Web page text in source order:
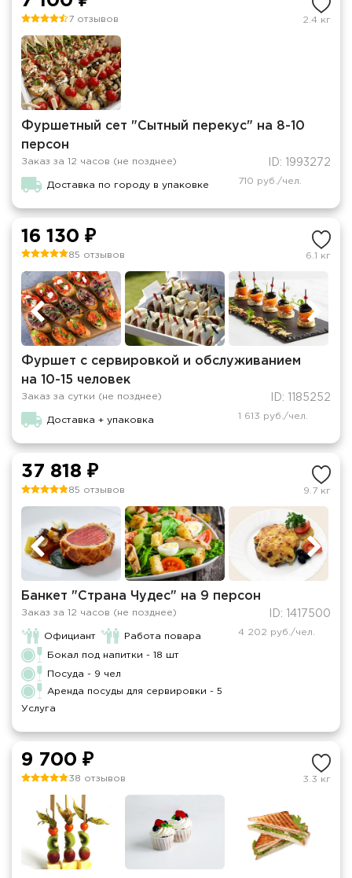
7 отзывов 2.4 кг
Фуршетный сет "Сытный перекус" на 8-10
персон
Заказ за 12 часов (не позднее) ID: 1993272
Доставка по городу в упаковке 710 руб./чел.
16 130 ₽
85 отзывов 6.1 кг
Фуршет с сервировкой и обслуживанием
на 10-15 человек
Заказ за сутки (не позднее) ID: 1185252
Доставка + упаковка 1 613 руб./чел.
37 818 ₽
85 отзывов 9.7 кг
Банкет "Страна Чудес" на 9 персон
Заказ за 12 часов (не позднее) ID: 1417500
Официант Работа повара
Бокал под напитки - 18 шт
Посуда - 9 чел
Аренда посуды для сервировки - 5
Услуга
4 202 руб./чел.
9 700 ₽
38 отзывов 3.3 кг